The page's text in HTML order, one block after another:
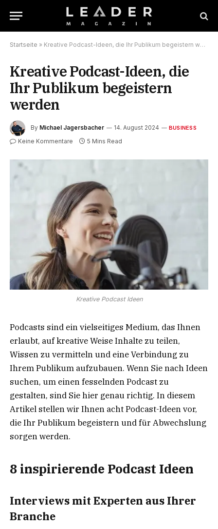
Startseite » Kreative Podcast-Ideen, die Ihr Publikum begeistern werden
Kreative Podcast-Ideen, die
Ihr Publikum begeistern
werden
By Michael Jagersbacher 14. August 2024 BUSINESS
Keine Kommentare 5 Mins Read
Kreative Podcast Ideen
Podcasts sind ein vielseitiges Medium, das Ihnen
erlaubt, auf kreative Weise Inhalte zu teilen,
Wissen zu vermitteln und eine Verbindung zu
Ihrem Publikum aufzubauen. Wenn Sie nach Ideen
suchen, um einen fesselnden Podcast zu
gestalten, sind Sie hier genau richtig. In diesem
Artikel stellen wir Ihnen acht Podcast-Ideen vor,
die Ihr Publikum begeistern und für Abwechslung
sorgen werden.
8 inspirierende Podcast Ideen
Interviews mit Experten aus Ihrer
Branche